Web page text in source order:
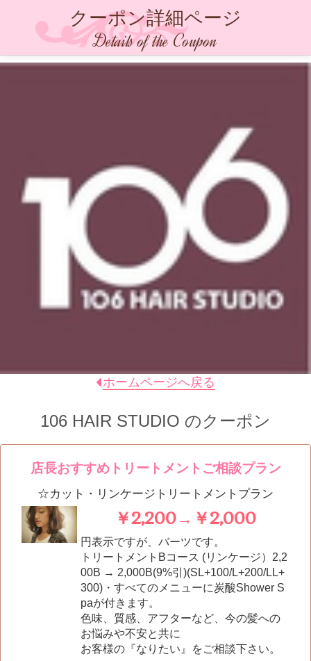
クーポン詳細ページ
Details of the Coupon
ホームページへ戻る
106 HAIR STUDIO のクーポン
店長おすすめトリートメントご相談プラン
☆カット・リンケージトリートメントプラン
￥2,200→￥2,000
円表示ですが、バーツです。
トリートメントBコース (リンケージ）2,2
00B → 2,000B(9%引)(SL+100/L+200/LL+
300)・すべてのメニューに炭酸Shower S
paが付きます。
色味、質感、アフターなど、今の髪への
お悩みや不安と共に
お客様の『なりたい』をご相談下さい。